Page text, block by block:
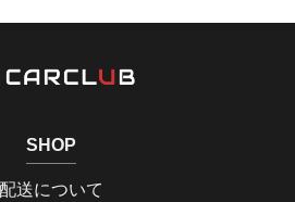
SHOP
配送について